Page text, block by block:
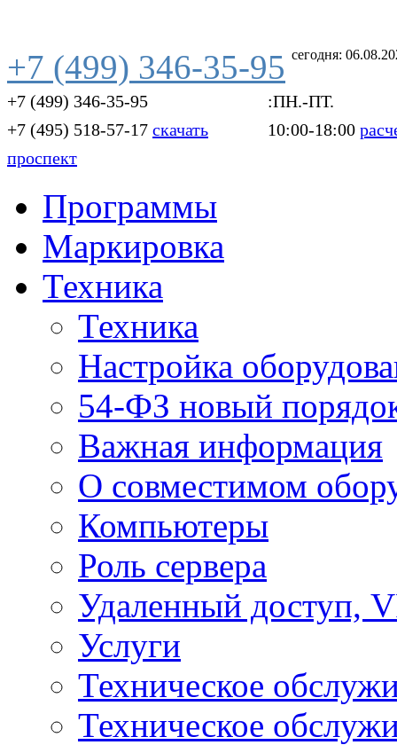
сегодня:
+7 (499) 346-35-95
+7 (499) 346-35-95
+7 (495) 518-57-17 скачать
проспект
:ПН.-ПТ.
10:00-18:00
Программы
Маркировка
Техника
Техника
Настройка
54-ФЗ новый
Важная информация
О совместимом
Компьютеры
Роль сервера
Удаленный доступ,
Услуги
Техническое
Техническое